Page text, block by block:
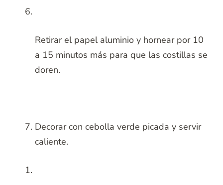
Retirar el papel aluminio y hornear por 10
a 15 minutos más para que las costillas se
doren.
Decorar con cebolla verde picada y servir
caliente.